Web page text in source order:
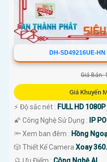
DH-SD49216UE-
Giá Bán:
Giá Khuyến
️⚡ Độ sắc nét : FULL HD 1080P
🌠 Công Nghệ Sử Dụng :
IP
🔦 Xem ban đêm : Hồng
🎲 Thiết Kế Camera Xoay 360.